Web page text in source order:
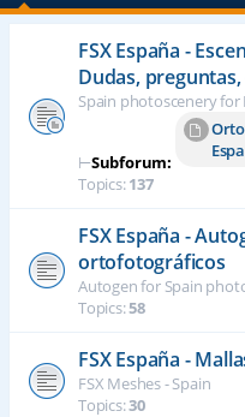
FSX España -
Dudas,
Spain photoscenery for
⊢Subforum:
Topics:137
FSX España -
ortofotográficos
Autogen for Spain
Topics:58
FSX España -
FSX Meshes - Spain
Topics:30